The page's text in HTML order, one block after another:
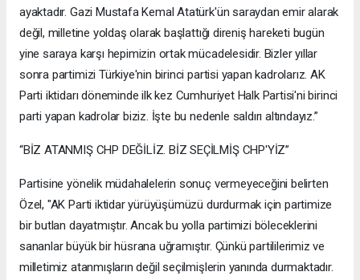
ayaktadır. Gazi Mustafa Kemal Atatürk'ün saraydan emir alarak
değil, milletine yoldaş olarak başlattığı direniş hareketi bugün
yine saraya karşı hepimizin ortak mücadelesidir. Bizler yıllar
sonra partimizi Türkiye'nin birinci partisi yapan kadrolarız. AK
Parti iktidarı döneminde ilk kez Cumhuriyet Halk Partisi'ni birinci
parti yapan kadrolar biziz. İşte bu nedenle saldırı altındayız.”
“BİZ ATANMIŞ CHP DEĞİLİZ. BİZ SEÇİLMİŞ CHP'YİZ”
Partisine yönelik müdahalelerin sonuç vermeyeceğini belirten
Özel, "AK Parti iktidar yürüyüşümüzü durdurmak için partimize
bir butlan dayatmıştır. Ancak bu yolla partimizi böleceklerini
sananlar büyük bir hüsrana uğramıştır. Çünkü partililerimiz ve
milletimiz atanmışların değil seçilmişlerin yanında durmaktadır.